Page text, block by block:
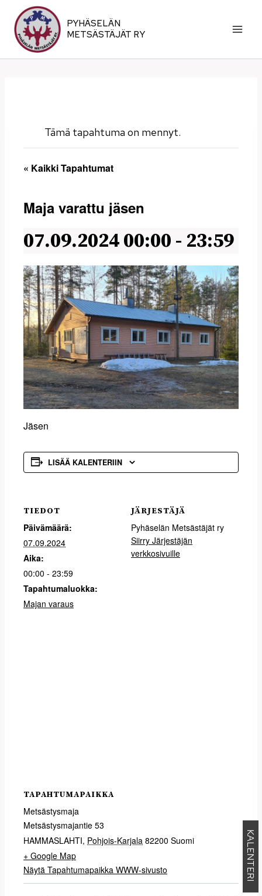
KALENTERI
sisältöön
PYHÄSELÄN
METSÄSTÄJÄT RY
Tämä tapahtuma on mennyt.
« Kaikki Tapahtumat
Maja varattu jäsen
07.09.2024 00:00 - 23:59
Jäsen
LISÄÄ KALENTERIIN
TIEDOT
Päivämäärä:
07.09.2024
Aika:
00:00 - 23:59
Tapahtumaluokka:
Majan varaus
JÄRJESTÄJÄ
Pyhäselän Metsästäjät ry
Siirry Järjestäjän
verkkosivuille
TAPAHTUMAPAIKKA
Metsästysmaja
Metsästysmajantie 53
HAMMASLAHTI, Pohjois-Karjala 82200 Suomi
+ Google Map
Näytä Tapahtumapaikka WWW-sivusto